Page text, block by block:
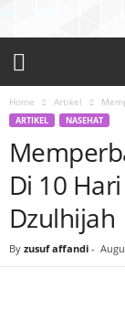
Home Artikel
ARTIKEL NASEHAT
Di 10
Dzulhijah
By zusuf affandi -